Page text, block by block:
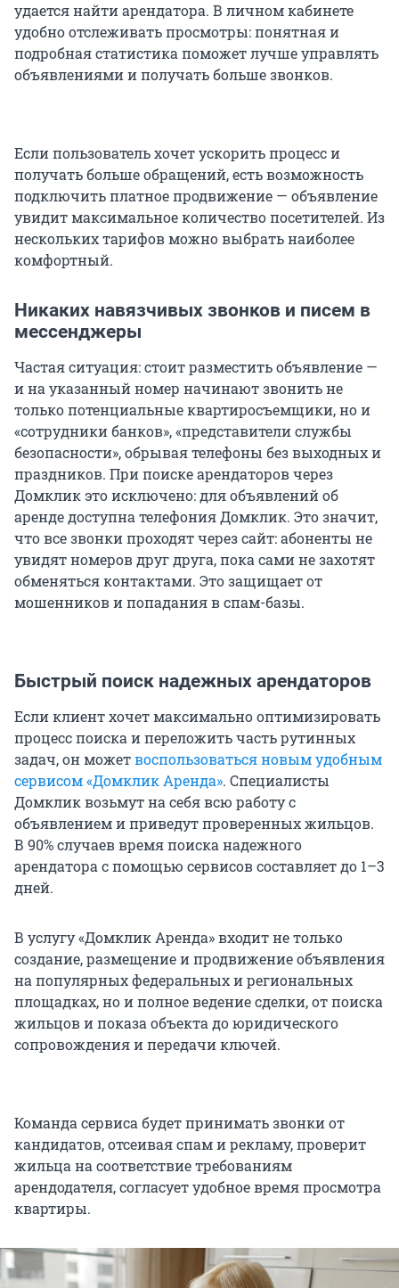
удается найти арендатора. В личном кабинете
удобно отслеживать просмотры: понятная и
подробная статистика поможет лучше управлять
объявлениями и получать больше звонков.
Если пользователь хочет ускорить процесс и
получать больше обращений, есть возможность
подключить платное продвижение — объявление
увидит максимальное количество посетителей. Из
нескольких тарифов можно выбрать наиболее
комфортный.
Никаких навязчивых звонков и писем в
мессенджеры
Частая ситуация: стоит разместить объявление —
и на указанный номер начинают звонить не
только потенциальные квартиросъемщики, но и
«сотрудники банков», «представители службы
безопасности», обрывая телефоны без выходных и
праздников. При поиске арендаторов через
Домклик это исключено: для объявлений об
аренде доступна телефония Домклик. Это значит,
что все звонки проходят через сайт: абоненты не
увидят номеров друг друга, пока сами не захотят
обменяться контактами. Это защищает от
мошенников и попадания в спам-базы.
Быстрый поиск надежных арендаторов
Если клиент хочет максимально оптимизировать
процесс поиска и переложить часть рутинных
задач, он можетвоспользоваться новым удобным
сервисом «Домклик Аренда». Cпециалисты
Домклик возьмут на себя всю работу с
объявлением и приведут проверенных жильцов.
В 90% случаев время поиска надежного
арендатора с помощью сервисов составляет до 1–3
дней.
В услугу «Домклик Аренда» входит не только
создание, размещение и продвижение объявления
на популярных федеральных и региональных
площадках, но и полное ведение сделки, от поиска
жильцов и показа объекта до юридического
сопровождения и передачи ключей.
Команда сервиса будет принимать звонки от
кандидатов, отсеивая спам и рекламу, проверит
жильца на соответствие требованиям
арендодателя, согласует удобное время просмотра
квартиры.